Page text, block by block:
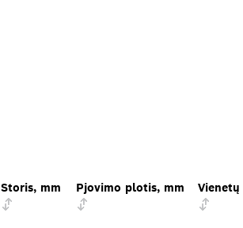
Storis, mm Pjovimo plotis, mm